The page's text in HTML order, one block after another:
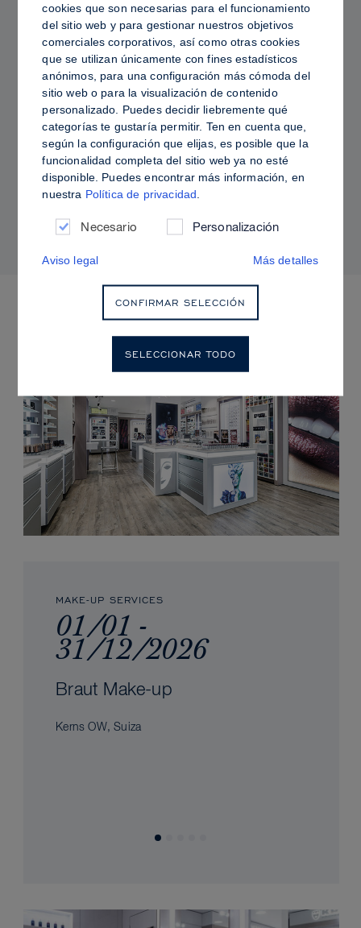
PRO TIPS
Piel grasa frente a piel hidratada: cómo fijar
Sculpt & Glow para lograr un acabado
PRÓXIMOS EVENTOS
MAKE-UP SERVICES
01/01 -
31/12/2026
Braut Make-up
Kerns OW, Suiza
cookies que son necesarias para el funcionamiento
del sitio web y para gestionar nuestros objetivos
comerciales corporativos, así como otras cookies
que se utilizan únicamente con fines estadísticos
anónimos, para una configuración más cómoda del
sitio web o para la visualización de contenido
personalizado. Puedes decidir liebremente qué
categorías te gustaría permitir. Ten en cuenta que,
según la configuración que elijas, es posible que la
funcionalidad completa del sitio web ya no esté
disponible. Puedes encontrar más información, en
nuestra Política de privacidad
Necesario Personalización
Aviso legal Más detalles
CONFIRMAR SELECCIÓN
SELECCIONAR TODO